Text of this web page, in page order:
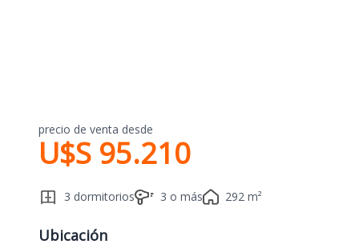
precio de venta desde
U$S 95.210
3 dormitorios 3 o más 292 m²
Ubicación